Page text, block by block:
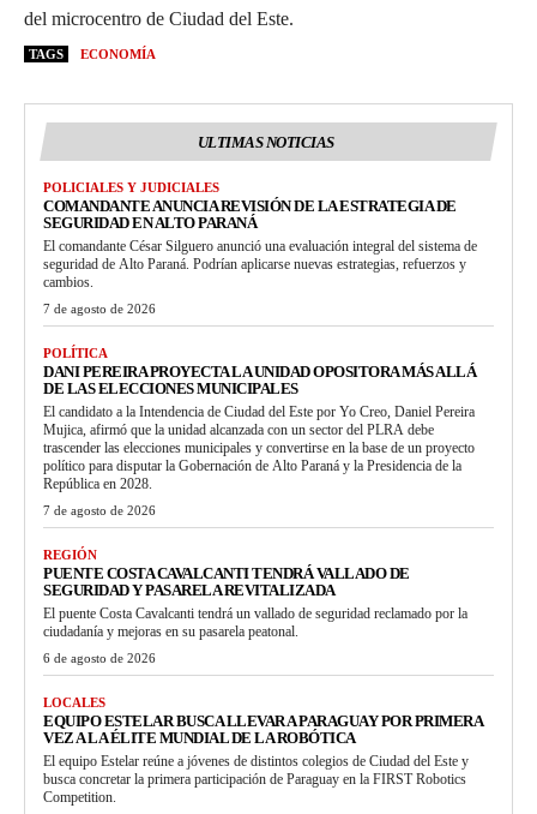
del microcentro de Ciudad del Este.
TAGS ECONOMÍA
ULTIMAS NOTICIAS
POLICIALES Y JUDICIALES
COMANDANTE ANUNCIA REVISIÓN DE LA ESTRATEGIA DE
SEGURIDAD EN ALTO PARANÁ
El comandante César Silguero anunció una evaluación integral del sistema de
seguridad de Alto Paraná. Podrían aplicarse nuevas estrategias, refuerzos y
cambios.
7 de agosto de 2026
POLÍTICA
DANI PEREIRA PROYECTA LA UNIDAD OPOSITORA MÁS ALLÁ
DE LAS ELECCIONES MUNICIPALES
El candidato a la Intendencia de Ciudad del Este por Yo Creo, Daniel Pereira
Mujica, afirmó que la unidad alcanzada con un sector del PLRA debe
trascender las elecciones municipales y convertirse en la base de un proyecto
político para disputar la Gobernación de Alto Paraná y la Presidencia de la
República en 2028.
7 de agosto de 2026
REGIÓN
PUENTE COSTA CAVALCANTI TENDRÁ VALLADO DE
SEGURIDAD Y PASARELA REVITALIZADA
El puente Costa Cavalcanti tendrá un vallado de seguridad reclamado por la
ciudadanía y mejoras en su pasarela peatonal.
6 de agosto de 2026
LOCALES
EQUIPO ESTELAR BUSCA LLEVAR A PARAGUAY POR PRIMERA
VEZ A LA ÉLITE MUNDIAL DE LA ROBÓTICA
El equipo Estelar reúne a jóvenes de distintos colegios de Ciudad del Este y
busca concretar la primera participación de Paraguay en la FIRST Robotics
Competition.